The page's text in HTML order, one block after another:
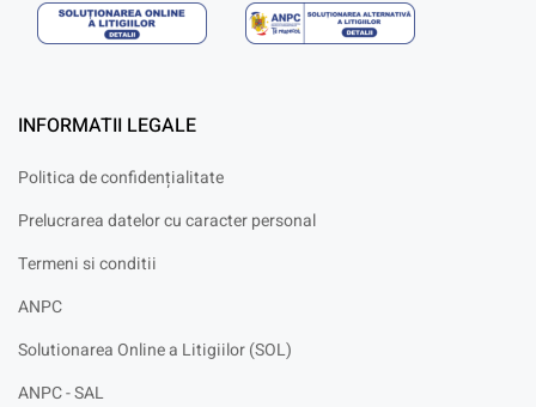
INFORMATII LEGALE
Politica de confidențialitate
Prelucrarea datelor cu caracter personal
Termeni si conditii
ANPC
Solutionarea Online a Litigiilor (SOL)
ANPC - SAL